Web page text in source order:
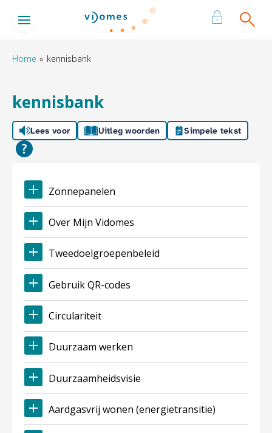
Naar hoofdinhoud
Naar hoofdnavigatiemenu
Naar zoeken
Naar de homepage
Ga naar Hoofd
Home kennisbank
kennisbank
Lees voor Uitleg woorden Simpele tekst
Zonnepanelen
Over Mijn Vidomes
Tweedoelgroepenbeleid
Gebruik QR-codes
Circulariteit
Duurzaam werken
Duurzaamheidsvisie
Aardgasvrij wonen (energietransitie)